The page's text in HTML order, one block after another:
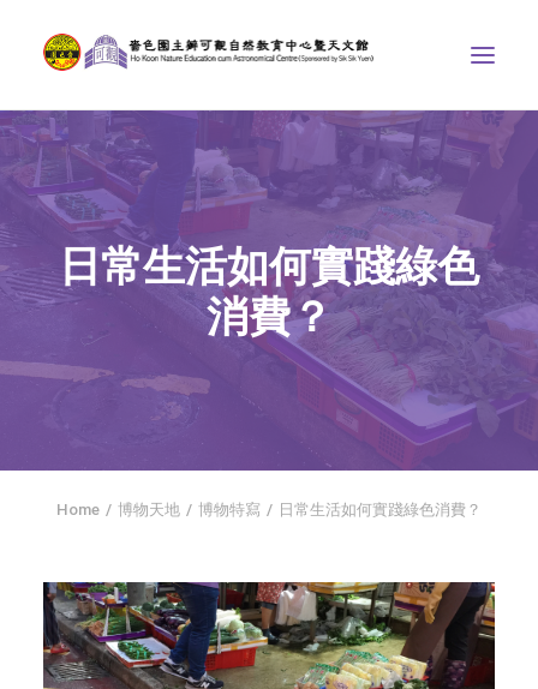
中心介紹
學界課程
天文館
博物天地
比賽/專題計劃
聯絡我們
SEARCH
字型大小
日常生活如何實踐綠色
消費？
Home 博物天地 博物特寫 日常生活如何實踐綠色消費？